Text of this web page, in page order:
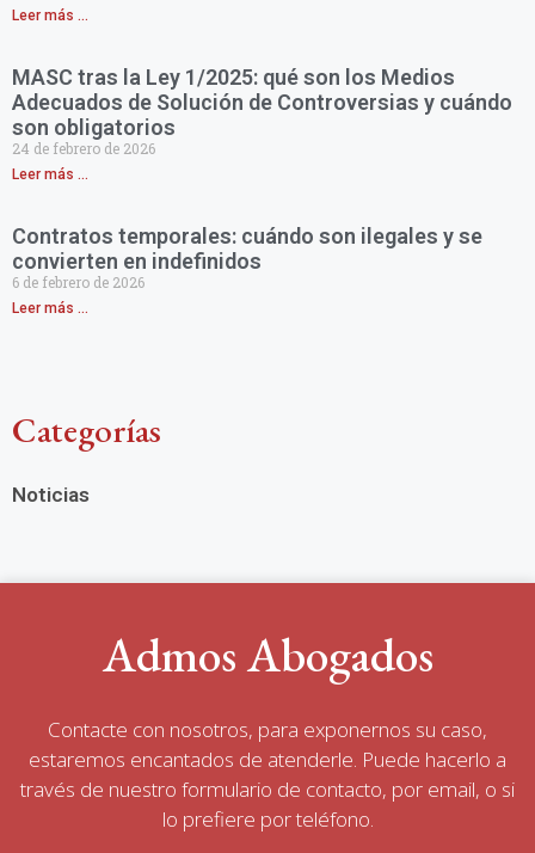
Leer más ...
MASC tras la Ley 1/2025: qué son los Medios
Adecuados de Solución de Controversias y cuándo
son obligatorios
24 de febrero de 2026
Leer más ...
Contratos temporales: cuándo son ilegales y se
convierten en indefinidos
6 de febrero de 2026
Leer más ...
Categorías
Noticias
Admos Abogados
Contacte con nosotros, para exponernos su caso,
estaremos encantados de atenderle. Puede hacerlo a
través de nuestro formulario de contacto, por email, o si
lo prefiere por teléfono.